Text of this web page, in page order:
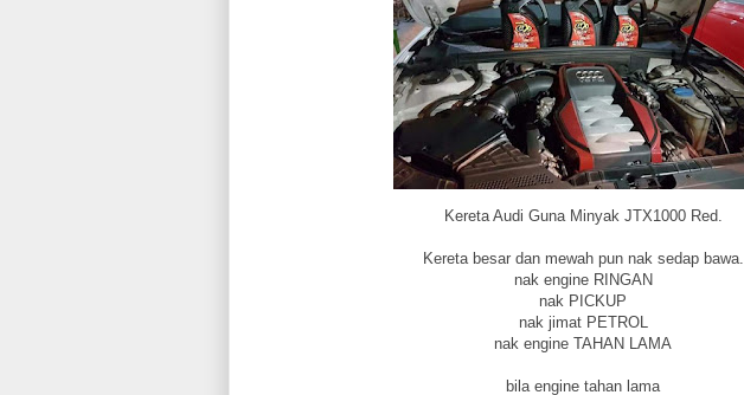
Kereta Audi Guna Minyak JTX1000 Red.
Kereta besar dan mewah pun nak sedap bawa.
nak engine RINGAN
nak PICKUP
nak jimat PETROL
nak engine TAHAN LAMA
bila engine tahan lama